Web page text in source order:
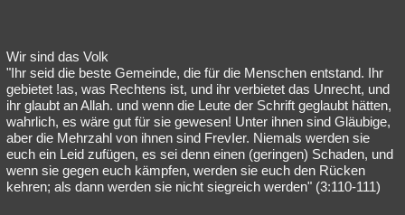
Wir sind das Volk
"Ihr seid die beste Gemeinde, die für die Menschen entstand. Ihr
gebietet !as, was Rechtens ist, und ihr verbietet das Unrecht, und
ihr glaubt an Allah. und wenn die Leute der Schrift geglaubt hätten,
wahrlich, es wäre gut für sie gewesen! Unter ihnen sind Gläubige,
aber die Mehrzahl von ihnen sind FrevIer. Niemals werden sie
euch ein Leid zufügen, es sei denn einen (geringen) Schaden, und
wenn sie gegen euch kämpfen, werden sie euch den Rücken
kehren; als dann werden sie nicht siegreich werden" (3:110-111)